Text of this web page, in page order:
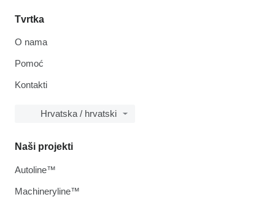
Tvrtka
O nama
Pomoć
Kontakti
Hrvatska / hrvatski
Naši projekti
Autoline™
Machineryline™